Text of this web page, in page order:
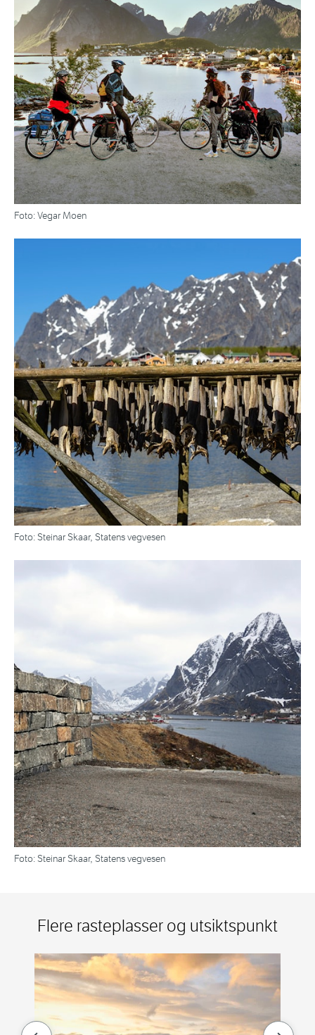
Foto: Vegar Moen
Foto: Steinar Skaar, Statens vegvesen
Foto: Steinar Skaar, Statens vegvesen
Flere rasteplasser og utsiktspunkt
null null